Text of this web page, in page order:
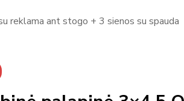
reklama ant stogo + 3 sienos su spauda